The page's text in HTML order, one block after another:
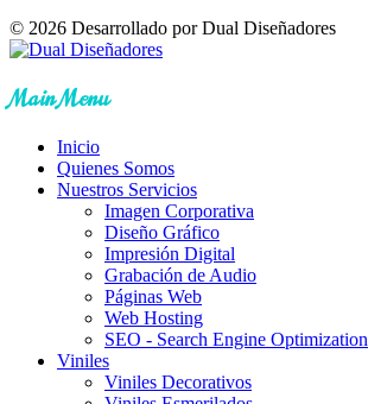
© 2026 Desarrollado por Dual Diseñadores
Main Menu
Inicio
Quienes Somos
Nuestros Servicios
Imagen Corporativa
Diseño Gráfico
Impresión Digital
Grabación de Audio
Páginas Web
Web Hosting
SEO - Search Engine Optimization
Viniles
Viniles Decorativos